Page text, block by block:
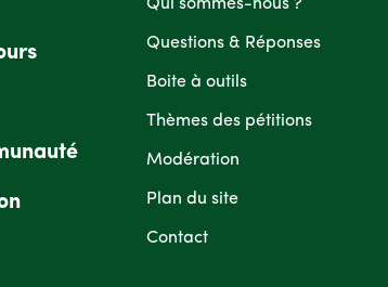
Qui sommes-nous ?
Questions & Réponses
Boite à outils
Thèmes des pétitions
Modération
Plan du site
Contact